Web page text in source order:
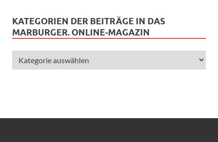
KATEGORIEN DER BEITRÄGE IN DAS
MARBURGER. ONLINE-MAGAZIN